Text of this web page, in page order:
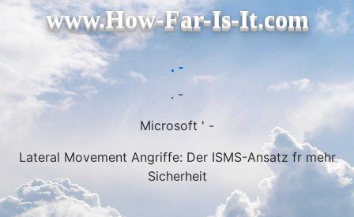
www.How-Far-Is-It.com
. -
. -
Microsoft ' -
Lateral Movement Angriffe: Der ISMS-Ansatz fr mehr
Sicherheit